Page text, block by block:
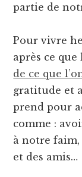
partie de
Pour vivre
après ce que
de ce que
gratitude et
prend pour
comme :
à notre
et des amis…